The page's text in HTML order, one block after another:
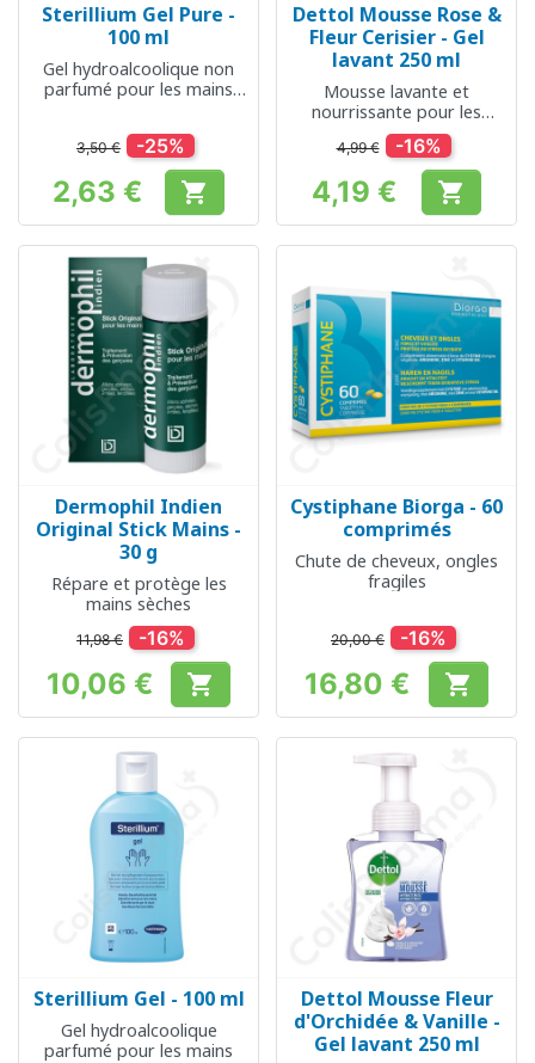
Sterillium Gel Pure -
100 ml
Gel hydroalcoolique non
parfumé pour les mains
3,50 € -25%
Prix
2,63 € 
Dettol Mousse Rose &
Fleur Cerisier - Gel
lavant 250 ml
Mousse lavante et
nourrissante pour les
mains
4,99 € -16%
Prix
4,19 € 
Dermophil Indien
Original Stick Mains -
30 g
Répare et protège les
mains sèches
11,98 € -16%
Prix
10,06 € 
Cystiphane Biorga - 60
comprimés
Chute de cheveux, ongles
fragiles
20,00 € -16%
Prix
16,80 € 
Sterillium Gel - 100 ml
Gel hydroalcoolique
parfumé pour les mains
Dettol Mousse Fleur
d'Orchidée & Vanille -
Gel lavant 250 ml